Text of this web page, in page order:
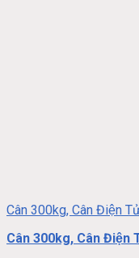
Cân 300kg, Cân Điện
Cân 300kg, Cân Điện